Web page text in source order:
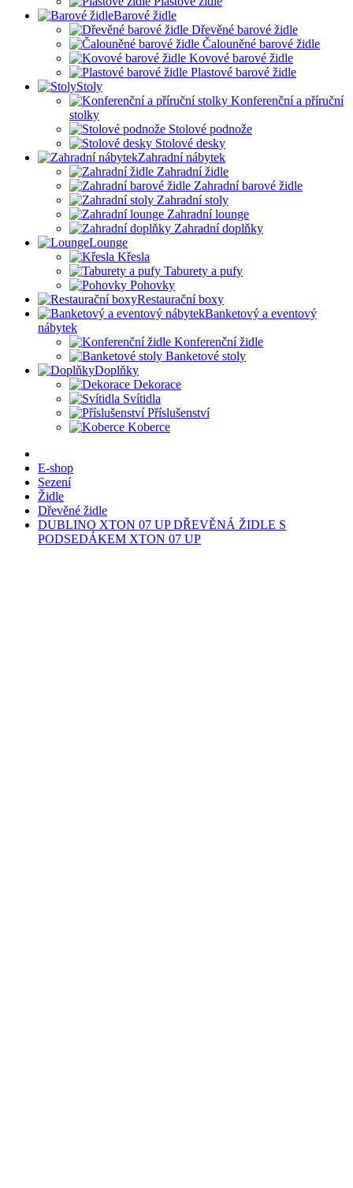
Barové židle
Dřevěné barové židle
Čalouněné barové židle
Kovové barové židle
Plastové barové židle
Stoly
Konferenční a příruční
stolky
Stolové podnože
Stolové desky
Zahradní nábytek
Zahradní židle
Zahradní barové židle
Zahradní stoly
Zahradní lounge
Zahradní doplňky
Lounge
Křesla
Taburety a pufy
Pohovky
Restaurační boxy
Banketový a eventový
nábytek
Konferenční židle
Banketové stoly
Doplňky
Dekorace
Svítidla
Příslušenství
Koberce
E-shop
Sezení
Židle
Dřevěné židle
DUBLINO XTON 07 UP DŘEVĚNÁ ŽIDLE S
PODSEDÁKEM XTON 07 UP